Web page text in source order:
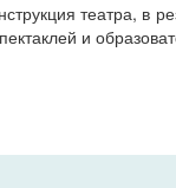
театра, в
и